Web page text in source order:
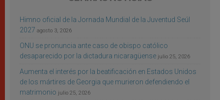
Himno oficial de la Jornada Mundial de la Juventud Seúl
2027 agosto 3, 2026
ONU se pronuncia ante caso de obispo católico
desaparecido por la dictadura nicaragüense julio 25, 2026
Aumenta el interés por la beatificación en Estados Unidos
de los mártires de Georgia que murieron defendiendo el
matrimonio julio 25, 2026